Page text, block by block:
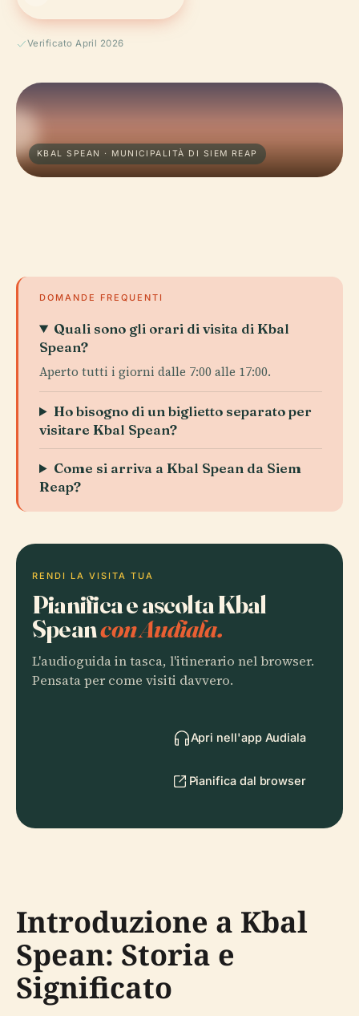
Verificato April 2026
KBAL SPEAN · MUNICIPALITÀ DI SIEM REAP
DOMANDE FREQUENTI
Quali sono gli orari di visita di Kbal
Spean?
Aperto tutti i giorni dalle 7:00 alle 17:00.
Ho bisogno di un biglietto separato per
visitare Kbal Spean?
Come si arriva a Kbal Spean da Siem
Reap?
RENDI LA VISITA TUA
Pianifica e ascolta Kbal
Speancon Audiala.
L'audioguida in tasca, l'itinerario nel browser.
Pensata per come visiti davvero.
Apri nell'app Audiala
Pianifica dal browser
Introduzione a Kbal
Spean: Storia e
Significato